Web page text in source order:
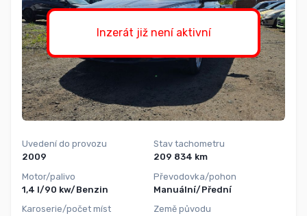
Inzerát již není aktivní
Uvedení do provozu
2009
Motor/palivo
1,4 l/90 kw/Benzin
Karoserie/počet míst
Stav tachometru
209 834 km
Převodovka/pohon
Manuální/Přední
Země původu